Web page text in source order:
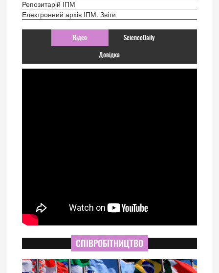
Репозитарій ІПМ
Електронний архів ІПМ. Звіти
Відео ScienceDaily
Довідка
СПІВРОБІТНИЦТВО